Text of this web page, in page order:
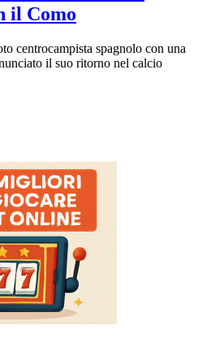
il Como
centrocampista spagnolo con una
il suo ritorno nel calcio